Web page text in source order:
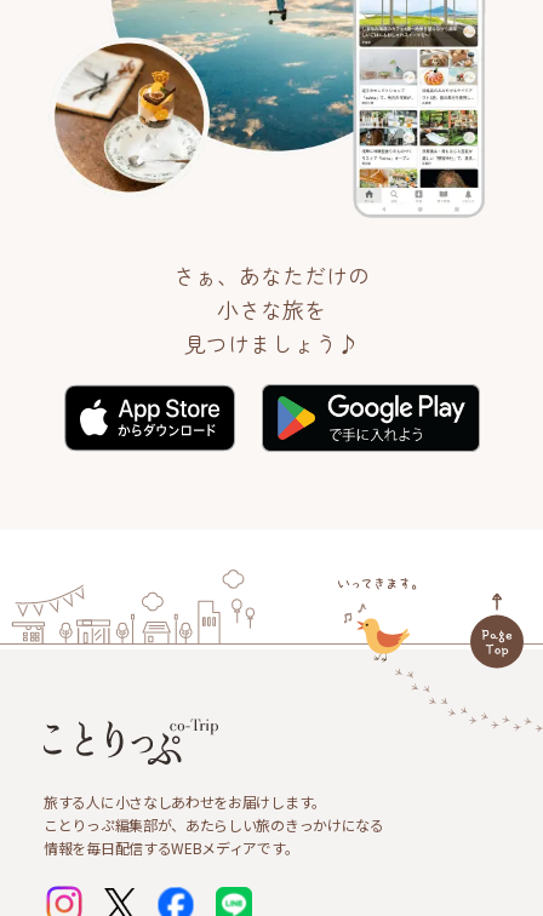
さぁ、あなただけの
小さな旅を
見つけましょう♪
旅する人に小さなしあわせをお届けします。
ことりっぷ編集部が、あたらしい旅のきっかけになる
情報を毎日配信するWEBメディアです。